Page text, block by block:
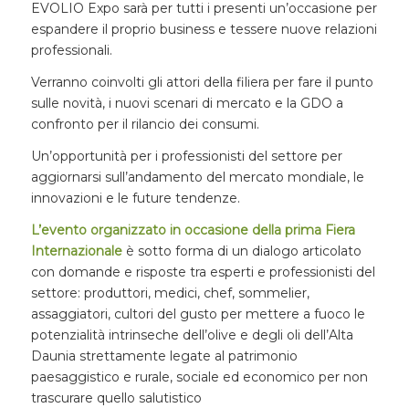
EVOLIO Expo sarà per tutti i presenti un’occasione per
espandere il proprio business e tessere nuove relazioni
professionali.
Verranno coinvolti gli attori della filiera per fare il punto
sulle novità, i nuovi scenari di mercato e la GDO a
confronto per il rilancio dei consumi.
Un’opportunità per i professionisti del settore per
aggiornarsi sull’andamento del mercato mondiale, le
innovazioni e le future tendenze.
L’evento organizzato in occasione della prima Fiera
Internazionaleè sotto forma di un dialogo articolato
con domande e risposte tra esperti e professionisti del
settore: produttori, medici, chef, sommelier,
assaggiatori, cultori del gusto per mettere a fuoco le
potenzialità intrinseche dell’olive e degli oli dell’Alta
Daunia strettamente legate al patrimonio
paesaggistico e rurale, sociale ed economico per non
trascurare quello salutistico